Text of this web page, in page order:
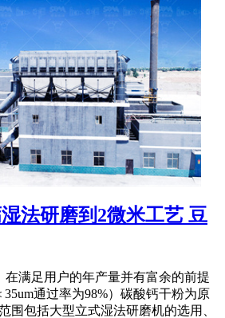
法研磨到2微米工艺 豆
在满足用户的年产量并有富余的前提
35um通过率为98%）碳酸钙干粉为原
围包括大型立式湿法研磨机的选用、